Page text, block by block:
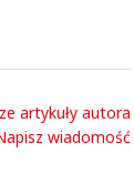
artykuły autora
wiadomość